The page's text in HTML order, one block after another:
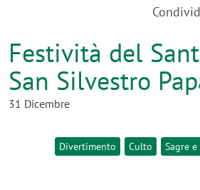
Festività del
San Silvestro
31 Dicembre
Divertimento Culto Sagre e